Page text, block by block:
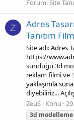
Forum:Site
Z
Adres
Tanıtım
Site adı: Adres
https://
sunduğu 3d
reklam filmi ve
yaklaşımla
diyebiliriz...
ZeuS Konu
3d modelleme